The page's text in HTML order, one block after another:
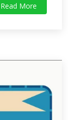
Read More